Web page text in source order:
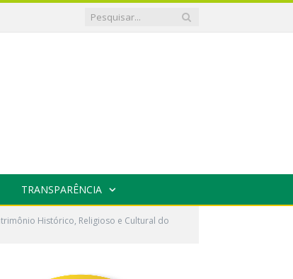
TRANSPARÊNCIA
Histórico, Religioso e Cultural do